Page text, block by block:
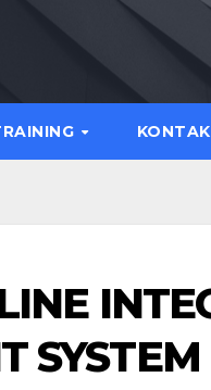
KONTAK